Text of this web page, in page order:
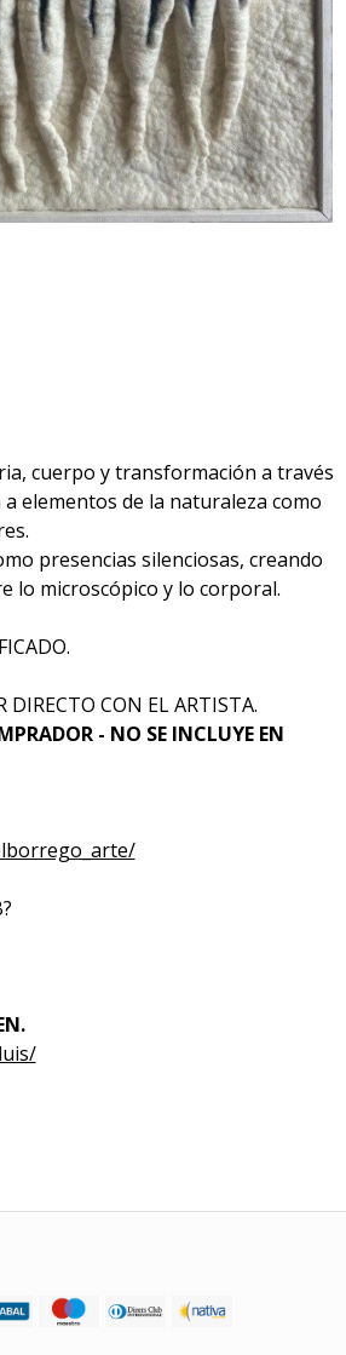
cuerpo y transformación a través
elementos de la naturaleza como
presencias silenciosas, creando
lo microscópico y lo corporal.
DIRECTO CON EL ARTISTA.
- NO SE INCLUYE EN